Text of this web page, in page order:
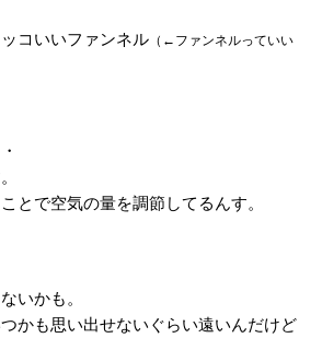
コいいファンネル （←ファンネルっていい
とで空気の量を調節してるんす。
いかも。
かも思い出せないぐらい遠いんだけど